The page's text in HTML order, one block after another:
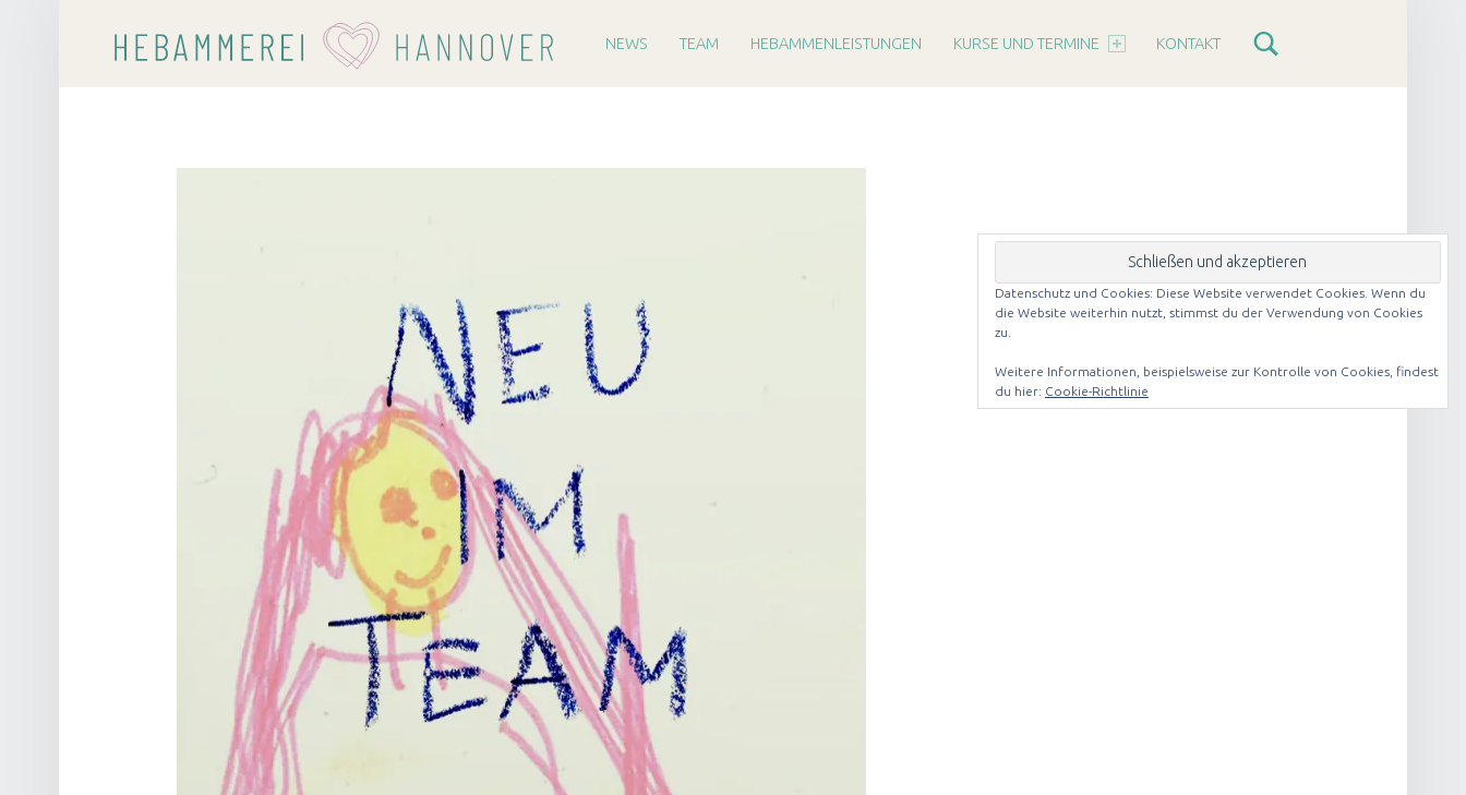
M
I
H
O
V
E
R
Euer Hebammen Team für Linden und ganz Hannover
NEWS TEAM HEBAMMENLEISTUNGEN KURSE UND TERMINE KONTAKT
Datenschutz und Cookies: Diese Website verwendet Cookies. Wenn du
die Website weiterhin nutzt, stimmst du der Verwendung von Cookies
zu.
Weitere Informationen, beispielsweise zur Kontrolle von Cookies, findest
du hier: Cookie-Richtlinie